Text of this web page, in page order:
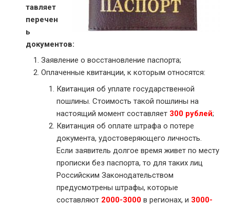
тавляет
перечен
ь
документов:
Заявление о восстановление паспорта;
Оплаченные квитанции, к которым относятся:
Квитанция об уплате государственной
пошлины. Стоимость такой пошлины на
настоящий момент составляет 300 рублей;
Квитанция об оплате штрафа о потере
документа, удостоверяющего личность.
Если заявитель долгое время живет по месту
прописки без паспорта, то для таких лиц
Российским Законодательством
предусмотрены штрафы, которые
составляют 2000-3000 в регионах, и 3000-